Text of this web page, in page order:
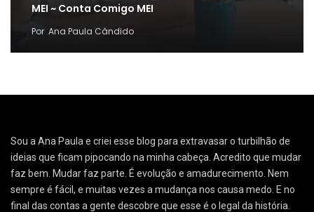
MEI ~ Conta Comigo MEI
Por Ana Paula Cândido
Sou a Ana Paula e criei esse blog para extravasar o turbilhão de
ideias que ficam pipocando na minha cabeça. Acredito que mudar
faz bem. Mudar faz parte. É evolução e amadurecimento. Nem
sempre é fácil, e muitas vezes a mudança nos causa medo. E no
final das contas a gente descobre que esse é o legal da história.